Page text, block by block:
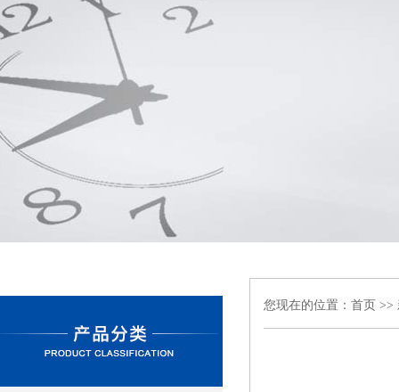
您现在的位置： 首页 >>